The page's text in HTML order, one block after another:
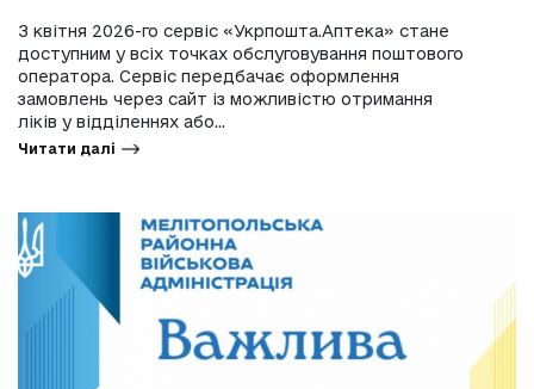
З квітня 2026-го сервіс «Укрпошта.Аптека» стане
доступним у всіх точках обслуговування поштового
оператора. Сервіс передбачає оформлення
замовлень через сайт із можливістю отримання
ліків у відділеннях або...
Читати далі